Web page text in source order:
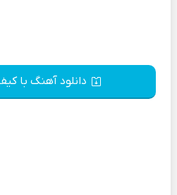
دانلود آهنگ با